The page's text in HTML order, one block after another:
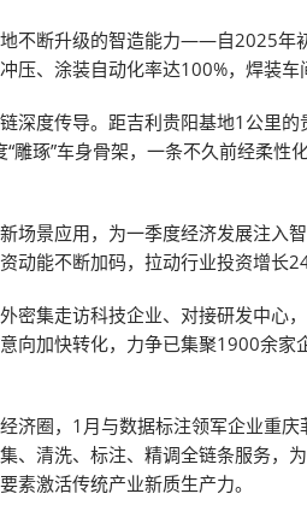
不断升级的智造能力——自2025年
压、涂装自动化率达100%，焊装车
深度传导。距吉利贵阳基地1公里
雕琢”车身骨架，一条不久前经柔性
场景应用，为一季度经济发展注入
动能不断加码，拉动行业投资增长
密集走访科技企业、对接研发中心
向加快转化，力争已集聚1900余家
济圈，1月与数据标注领军企业重
、清洗、标注、精调全链条服务，
素激活传统产业新质生产力。